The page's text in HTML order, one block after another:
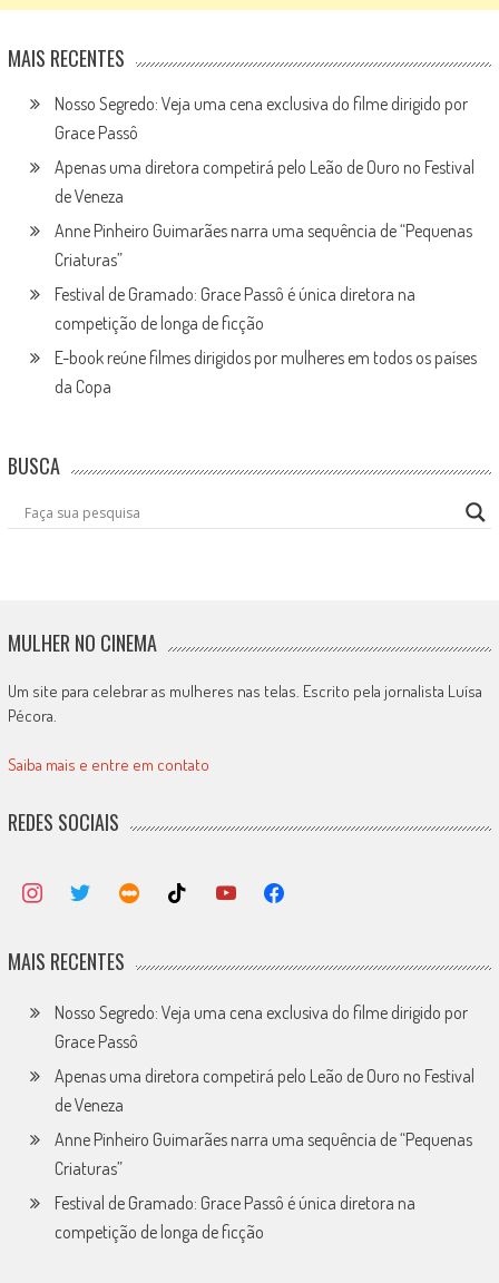
MAIS RECENTES
Nosso Segredo: Veja uma cena exclusiva do filme dirigido por
Grace Passô
Apenas uma diretora competirá pelo Leão de Ouro no Festival
de Veneza
Anne Pinheiro Guimarães narra uma sequência de “Pequenas
Criaturas”
Festival de Gramado: Grace Passô é única diretora na
competição de longa de ficção
E-book reúne filmes dirigidos por mulheres em todos os países
da Copa
BUSCA
MULHER NO CINEMA
Um site para celebrar as mulheres nas telas. Escrito pela jornalista Luísa
Pécora.
Saiba mais e entre em contato
REDES SOCIAIS
MAIS RECENTES
Nosso Segredo: Veja uma cena exclusiva do filme dirigido por
Grace Passô
Apenas uma diretora competirá pelo Leão de Ouro no Festival
de Veneza
Anne Pinheiro Guimarães narra uma sequência de “Pequenas
Criaturas”
Festival de Gramado: Grace Passô é única diretora na
competição de longa de ficção